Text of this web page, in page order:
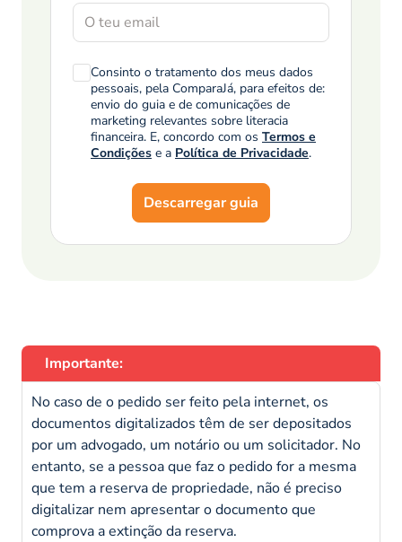
Consinto o tratamento dos meus dados
pessoais, pela ComparaJá, para efeitos de:
envio do guia e de comunicações de
marketing relevantes sobre literacia
financeira. E, concordo com os Termos e
Condições e a Política de Privacidade.
Descarregar guia
Importante:
No caso de o pedido ser feito pela internet, os
documentos digitalizados têm de ser depositados
por um advogado, um notário ou um solicitador. No
entanto, se a pessoa que faz o pedido for a mesma
que tem a reserva de propriedade, não é preciso
digitalizar nem apresentar o documento que
comprova a extinção da reserva.